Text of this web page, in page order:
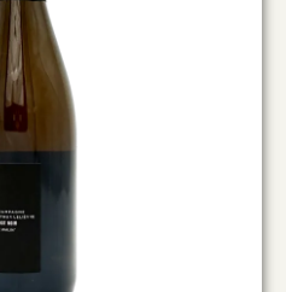
und strukturiert, mit
und einer feinen,
Gleichzeitig sorgt eine
und Balance. Der Abgang ist
Spannung geprägt.
„Meraki“ als
mit viel Tiefe und
auf Leichtigkeit ausgelegt,
Begleiter zur